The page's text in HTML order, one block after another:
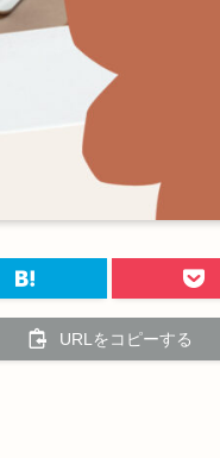
URLをコピーする